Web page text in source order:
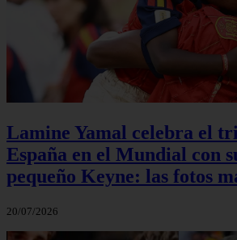
Lamine Yamal celebra el
España en el Mundial con
pequeño Keyne: las fotos
20/07/2026